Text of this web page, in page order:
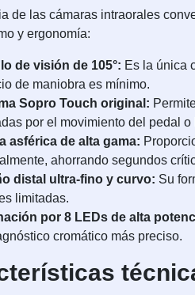
de las cámaras intraorales
y ergonomía:
de visión de 105°: Es la única
de maniobra es mínimo.
Sopro Touch original:
por el movimiento del pedal o
asférica de alta gama:
ahorrando segundos
distal ultra-fino y curvo: Su
limitadas.
por 8 LEDs de alta
cromático más preciso.